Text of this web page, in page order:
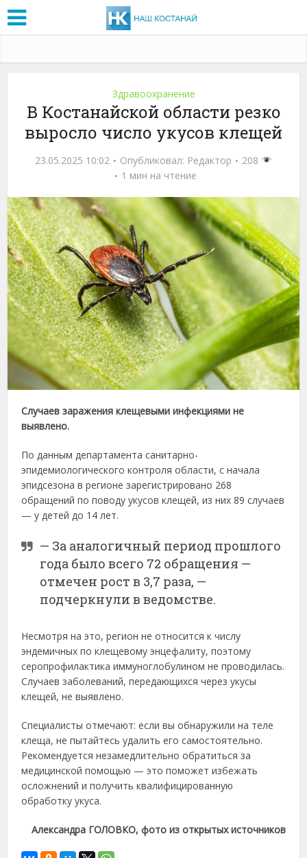
Здравоохранение
В Костанайской области резко
выросло число укусов клещей
23.05.2025 10:02 Опубликовал: Редактор
208
1 мин на чтение
Случаев заражения клещевыми инфекциями не
выявлено.
По данным департамента санитарно-
эпидемиологического контроля области, с начала
эпидсезона в регионе зарегистрировано 268
обращений по поводу укусов клещей, из них 89 случаев
— у детей до 14 лет.
— За аналогичный период прошлого
года было всего 72 обращения —
отмечен рост в 3,7 раза, —
подчеркнули в ведомстве.
Несмотря на это, регион не относится к числу
эндемичных по клещевому энцефалиту, поэтому
серопрофилактика иммуноглобулином не проводилась.
Случаев заболеваний, передающихся через укусы
клещей, не выявлено.
Специалисты отмечают: если вы обнаружили на теле
клеща, не пытайтесь удалить его самостоятельно.
Рекомендуется незамедлительно обратиться за
медицинской помощью — это поможет избежать
осложнений и получить квалифицированную
обработку укуса.
Александра ГОЛОВКО, фото из открытых источников